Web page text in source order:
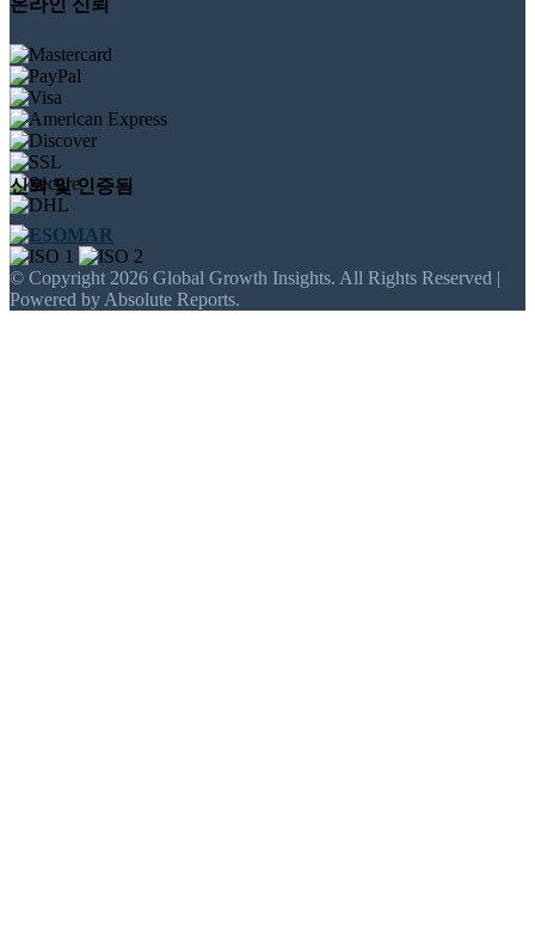
온라인 신뢰
신뢰 및 인증됨
© Copyright 2026 Global Growth Insights. All Rights Reserved |
Powered by Absolute Reports.